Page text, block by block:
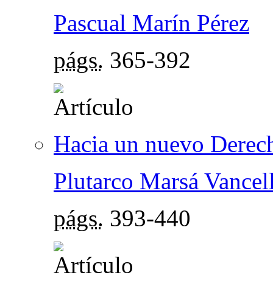
Pascual Marín Pérez
págs. 365-392
Hacia un nuevo
Plutarco Marsá
págs. 393-440